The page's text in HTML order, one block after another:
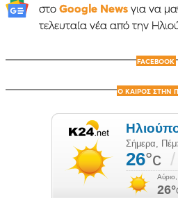
στο Google Newsγια να
τελευταία νέα από την
FACEBOOK
Ο ΚΑΙΡΟΣ ΣΤΗΝ